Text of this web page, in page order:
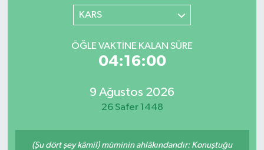
KARS
ÖĞLE VAKTINE KALAN SÜRE
04:16:00
9 Ağustos 2026
26 Safer 1448
(Şu dört şey kâmil) müminin ahlâkındandır: Konuştuğu
Son Dakika Haberleri